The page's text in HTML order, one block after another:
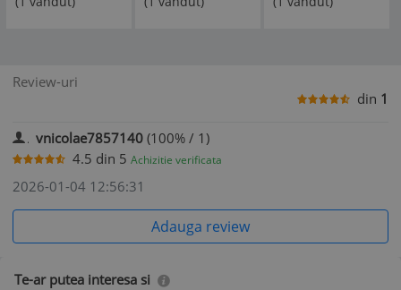
BEKO/GRUNDIG/ARCELIK
Review-uri
din 1
vnicolae7857140 (100% / 1)
4.5 din 5 Achizitie verificata
2026-01-04 12:56:31
Adauga review
Te-ar putea interesa si